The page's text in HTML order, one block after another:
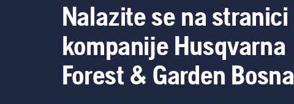
Nalazite se na stranici
kompanije Husqvarna
Forest & Garden Bosna